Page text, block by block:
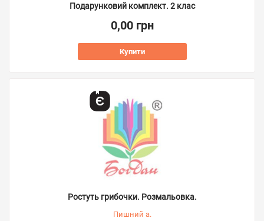
Подарунковий комплект. 2 клас
0,00 грн
Купити
Ростуть грибочки. Розмальовка.
Пишний а.